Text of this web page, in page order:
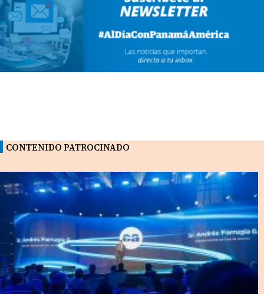
CONTENIDO PATROCINADO